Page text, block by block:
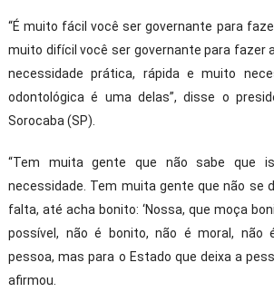
“É muito fácil você ser governante para
muito difícil você ser governante para fazer
necessidade prática, rápida e muito
odontológica é uma delas”, disse o
Sorocaba (SP).
“Tem muita gente que não sabe que
necessidade. Tem muita gente que não se
falta, até acha bonito: ‘Nossa, que moça
possível, não é bonito, não é moral, não
pessoa, mas para o Estado que deixa a
afirmou.